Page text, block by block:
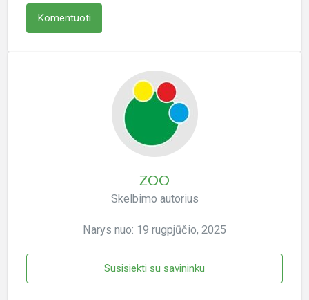
ZOO
Skelbimo autorius
Narys nuo: 19 rugpjūčio, 2025
Susisiekti su savininku